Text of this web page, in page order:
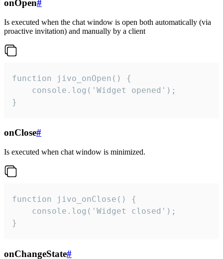
onOpen#
Is executed when the chat window is open both automatically (via
proactive invitation) and manually by a client
function jivo_onOpen() {
    console.log('Widget opened');
}
onClose#
Is executed when chat window is minimized.
function jivo_onClose() {
    console.log('Widget closed');
}
onChangeState#